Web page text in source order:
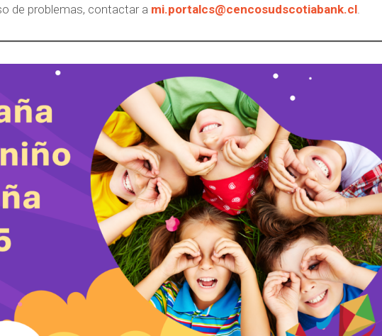
de problemas, contactar a mi.portalcs@cencosudscotiabank.cl.